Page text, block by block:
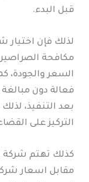
قبل البدء.
لذلك فإن
مكافحة الصراصير
السعر والجودة،
فعالة دون
بعد التنفيذ،
التركيز على
كذلك تهتم شركة
مقابل اسعار